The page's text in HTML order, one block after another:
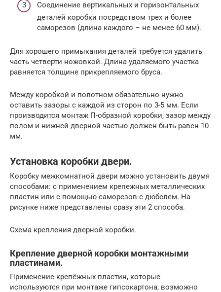
Соединение вертикальных и горизонтальных
деталей коробки посредством трех и более
саморезов (длина каждого – не менее 60 мм).
Для хорошего примыкания деталей требуется удалить
часть четверти ножовкой. Длина удаляемого участка
равняется толщине прикрепляемого бруса.
Между коробкой и полотном обязательно нужно
оставить зазоры с каждой из сторон по 3-5 мм. Если
производится монтаж П-образной коробки, зазор между
полом и нижней дверной частью должен быть равен 10
мм.
Установка коробки двери.
Коробку межкомнатной двери можно установить двумя
способами: с применением крепежных металлических
пластин или с помощью саморезов с дюбелем. На
рисунке ниже представлены сразу эти 2 способа.
Схема крепления дверной коробки.
Крепление дверной коробки монтажными
пластинами.
Применение крепёжных пластин, которые
используются при монтаже гипсокартона, возможно